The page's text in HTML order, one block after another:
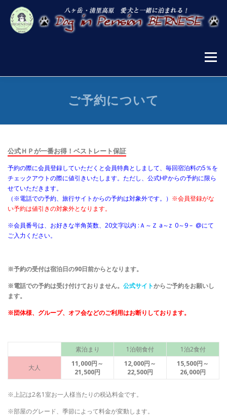
キ
メニュー
宿泊案内 施設案内 お食事
ご予約について
公式ＨＰが一番お得！ベストレート保証
予約の際に会員登録していただくと会員特典としまして、毎回宿泊料の5％を
チェックアウトの際に値引きいたします。ただし、公式HPからの予約に限ら
せていただきます。
（※電話での予約、旅行サイトからの予約は対象外です。） ※会員登録がな
い予約は値引きの対象外となります。
※会員番号は、お好きな半角英数、20文字以内 :Ａ～Ｚ a～z 0～9 – @にて
ご入力ください。
※予約の受付は宿泊日の90日前からとなります。
※電話での予約は受け付けておりません。 公式サイトからご予約をお願いし
ます。
※団体様、グループ、オフ会などのご利用はお断りしております。
素泊まり 1泊朝食付 1泊2食付
大人
11,000円～
21,500円
12,000円～
22,500円
15,500円～
26,000円
※上記は2名1室お一人様当たりの税込料金です。
※部屋のグレード、季節によって料金が変動します。